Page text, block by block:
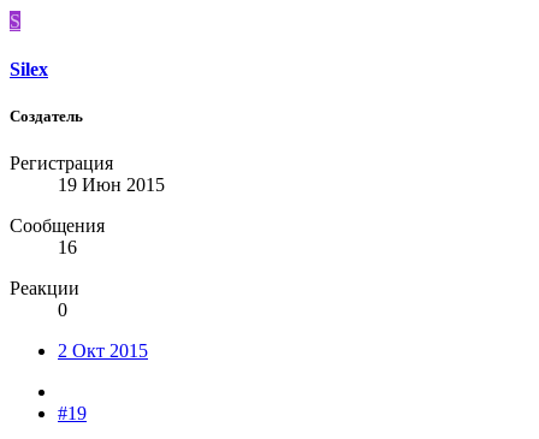
S
Silex
Создатель
Регистрация
19 Июн 2015
Сообщения
16
Реакции
0
2 Окт 2015
#19